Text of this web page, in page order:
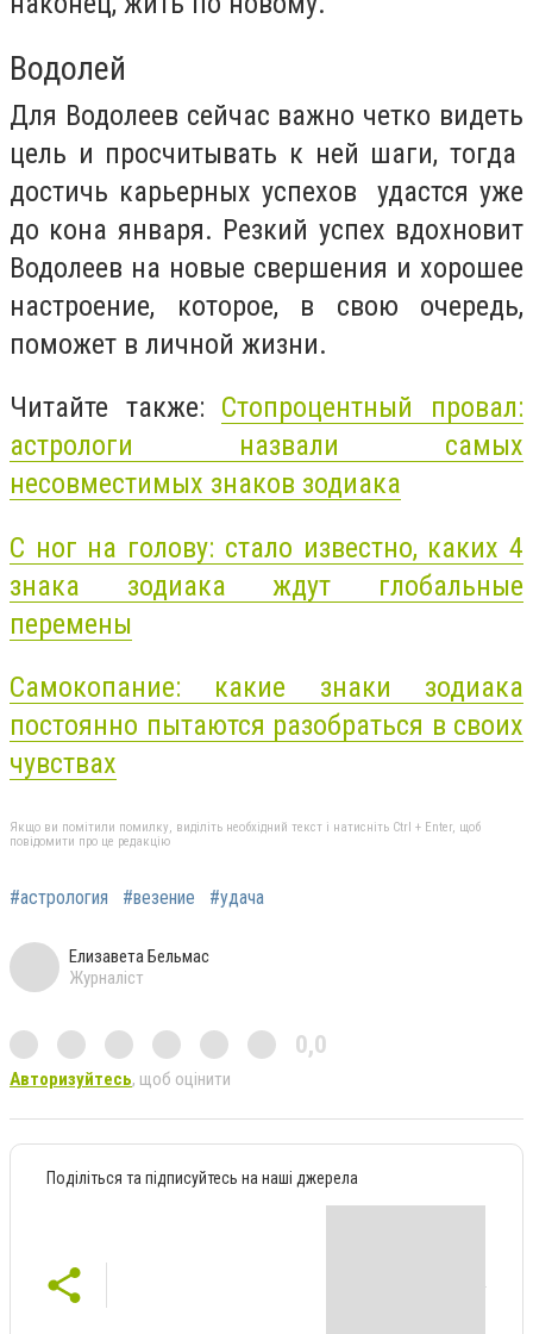
Водолей
Для Водолеев сейчас важно четко видеть
цель и просчитывать к ней шаги, тогда
достичь карьерных успехов удастся уже
до кона января. Резкий успех вдохновит
Водолеев на новые свершения и хорошее
настроение, которое, в свою очередь,
поможет в личной жизни.
Читайте также: Стопроцентный провал:
астрологи назвали самых
несовместимых знаков зодиака
С ног на голову: стало известно, каких 4
знака зодиака ждут глобальные
перемены
Самокопание: какие знаки зодиака
постоянно пытаются разобраться в своих
чувствах
Якщо ви помітили помилку, виділіть необхідний текст і натисніть Ctrl + Enter, щоб
повідомити про це редакцію
#астрология #везение #удача
Елизавета Бельмас
Журналіст
0,0
Авторизуйтесь, щоб оцінити
Поділіться та підписуйтесь на наші джерела